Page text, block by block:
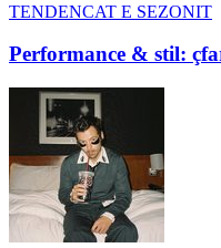
TENDENCAT E SEZONIT
Performance & stil: